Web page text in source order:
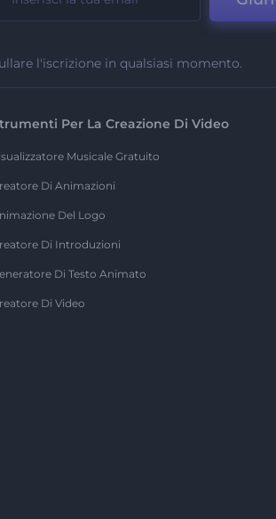
l'iscrizione in qualsiasi momento.
Per La Creazione Di Video
Musicale Gratuito
Di Animazioni
Del Logo
Di Introduzioni
Di Testo Animato
Di Video